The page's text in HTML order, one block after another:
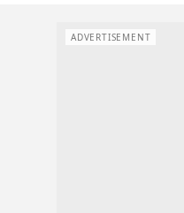
ADVERTISEMENT